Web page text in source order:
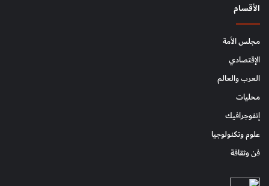
الأقسام
مجلس الأمة
الإقتصادي
العرب والعالم
محليات
إنفوجرافيك
علوم وتكنولوجيا
فن وثقافة